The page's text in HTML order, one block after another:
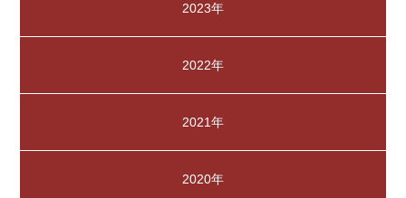
2023年
2022年
2021年
2020年